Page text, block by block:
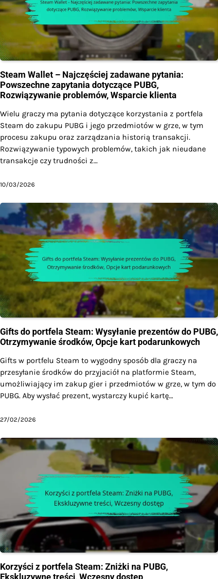
Steam Wallet – Najczęściej zadawane pytania:
Powszechne zapytania dotyczące PUBG,
Rozwiązywanie problemów, Wsparcie klienta
Wielu graczy ma pytania dotyczące korzystania z portfela
Steam do zakupu PUBG i jego przedmiotów w grze, w tym
procesu zakupu oraz zarządzania historią transakcji.
Rozwiązywanie typowych problemów, takich jak nieudane
transakcje czy trudności z…
10/03/2026
Gifts do portfela Steam: Wysyłanie prezentów do PUBG,
Otrzymywanie środków, Opcje kart podarunkowych
Gifts w portfelu Steam to wygodny sposób dla graczy na
przesyłanie środków do przyjaciół na platformie Steam,
umożliwiający im zakup gier i przedmiotów w grze, w tym do
PUBG. Aby wysłać prezent, wystarczy kupić kartę…
27/02/2026
Korzyści z portfela Steam: Zniżki na PUBG,
Ekskluzywne treści, Wczesny dostęp